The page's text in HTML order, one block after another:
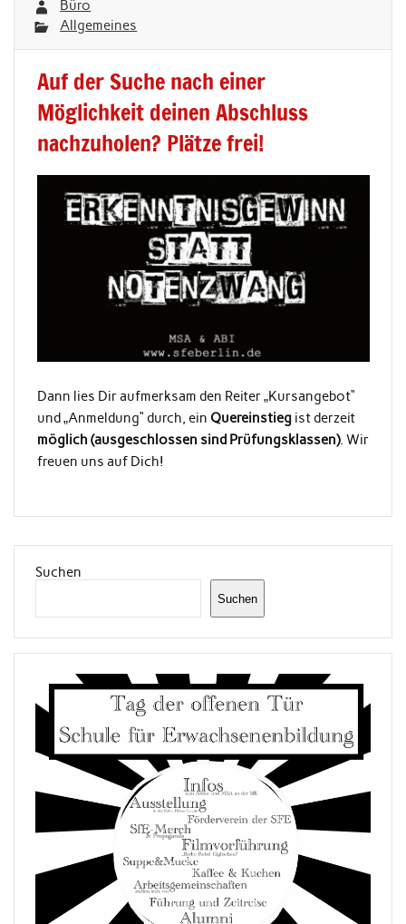
Büro
Allgemeines
Auf der Suche nach einer
Möglichkeit deinen Abschluss
nachzuholen? Plätze frei!
Dann lies Dir aufmerksam den Reiter „Kursangebot“
und „Anmeldung“ durch, ein Quereinstiegist derzeit
möglich (ausgeschlossen sind Prüfungsklassen). Wir
freuen uns auf Dich!
Suchen
Suchen